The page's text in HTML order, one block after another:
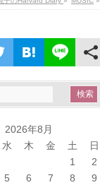
2026年8月
水 木 金 土 日
1
2
5 6 7 8
9